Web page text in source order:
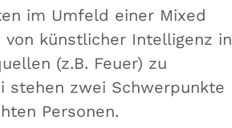
im Umfeld einer Mixed
künstlicher Intelligenz in
(z.B. Feuer) zu
stehen zwei Schwerpunkte
Personen.